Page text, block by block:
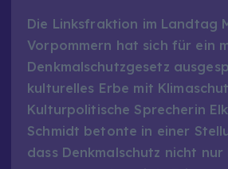
Die Linksfraktion im Landtag
Vorpommern hat sich für ein
Denkmalschutzgesetz
kulturelles Erbe mit
Kulturpolitische Sprecherin
Schmidt betonte in einer
dass Denkmalschutz nicht nur